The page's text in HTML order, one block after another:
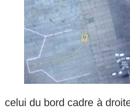
celui du bord cadre à